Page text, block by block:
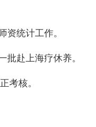
统计工作。
赴上海疗休养。
考核。